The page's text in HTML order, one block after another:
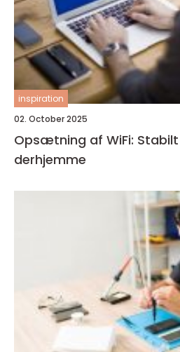
inspiration
02. October 2025
Opsætning af WiFi:
derhjemme